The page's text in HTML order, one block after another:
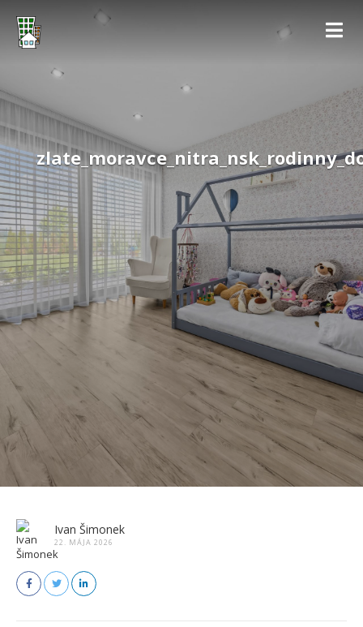
Ivan Šimonek
22. MÁJA 2026